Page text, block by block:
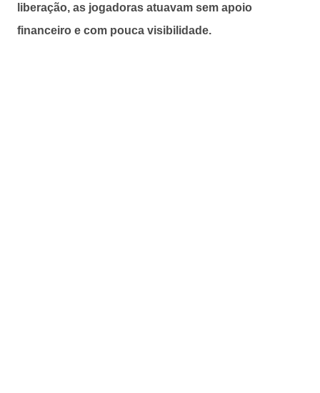
liberação, as jogadoras atuavam sem apoio
financeiro e com pouca visibilidade.